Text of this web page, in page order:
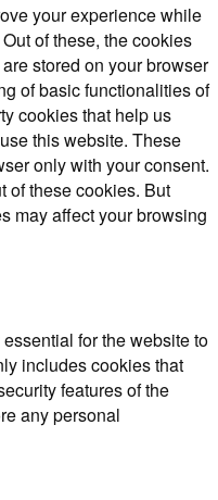
your experience while
of these, the cookies
stored on your browser
of basic functionalities of
cookies that help us
this website. These
only with your consent.
of these cookies. But
may affect your browsing
for the website to
includes cookies that
features of the
any personal